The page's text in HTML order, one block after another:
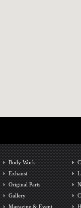
Body Work
Exhaust
Original Parts
Gallery
Magazine & Event